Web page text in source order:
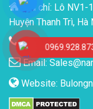
Địa chỉ: Lô NV1-
Huyện Thanh Trì, Hà
Tel:
Email:
Website: